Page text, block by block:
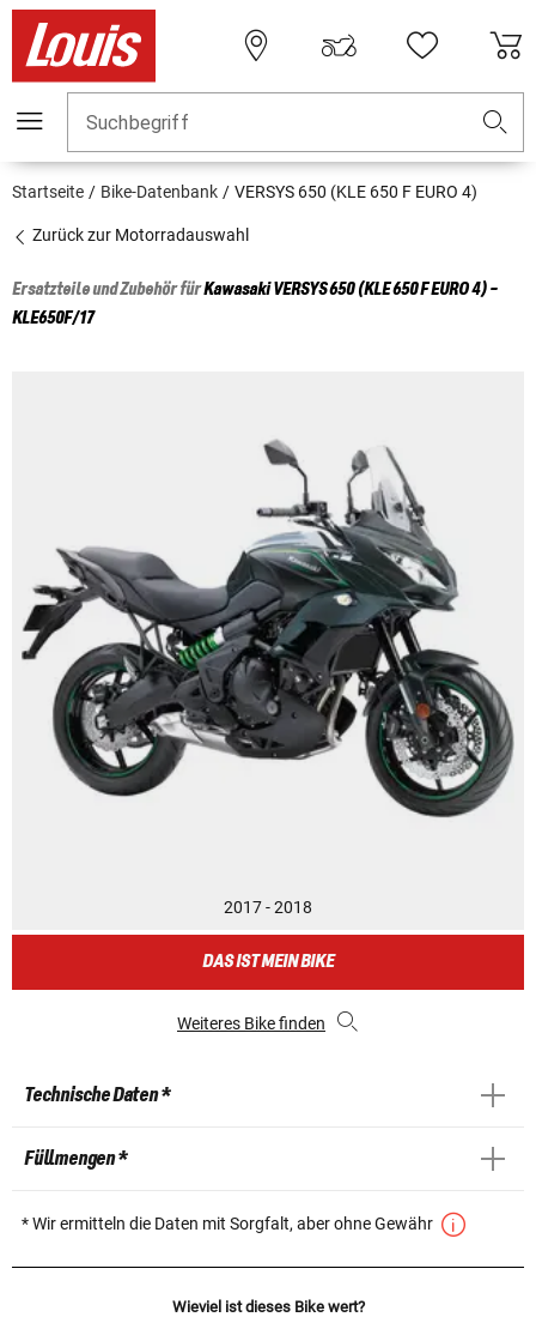
Suchbegriff
Startseite Bike-Datenbank VERSYS 650 (KLE 650 F EURO 4)
Zurück zur Motorradauswahl
Ersatzteile und Zubehör fürKawasakiVERSYS 650 (KLE 650 F EURO 4) -
KLE650F/17
2017 - 2018
DAS IST MEIN BIKE
Weiteres Bike finden
Technische Daten *
Füllmengen *
* Wir ermitteln die Daten mit Sorgfalt, aber ohne Gewähr
Wieviel ist dieses Bike wert?